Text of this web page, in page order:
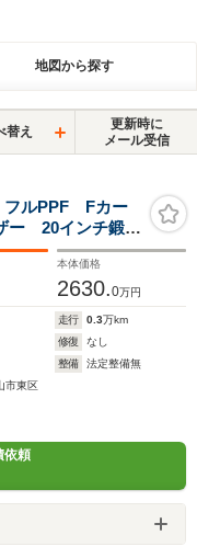
地図から探す
替え
更新時に
メール受信
ルPPF Fカー
ー 20インチ鍛造
ブソーバー カ
ンチレータ
本体価格
2630.0万円
走行 0.3万km
修復
なし
整備
法定整備無
市東区
依頼